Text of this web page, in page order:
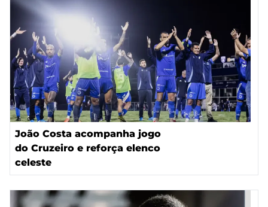
João Costa acompanha jogo
do Cruzeiro e reforça elenco
celeste